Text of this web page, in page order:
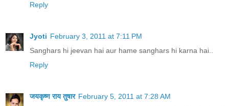
Reply
Jyoti February 3, 2011 at 7:11 PM
Sanghars hi jeevan hai aur hame sanghars hi karna hai..
Reply
जयकृष्ण राय तुषार February 5, 2011 at 7:28 AM